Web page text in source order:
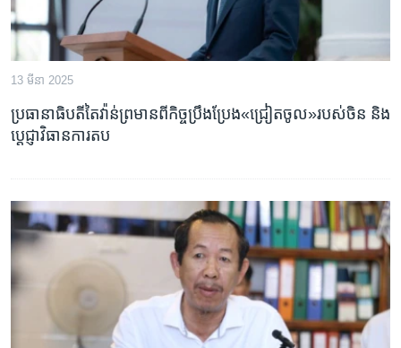
ចូល​
ទៅ​
ទំព័រ​
រចនា
រំលង​
និង​
កាន់​
ទំព័រ​
ស្វែង​
រក
វិទ្យុ / ផតខាសថ៍
កម្មវិធីទាំងអស់
Khmer English
ភាសា
13 មីនា 2025
ប្រធានាធិបតី​តៃវ៉ាន់​ព្រមាន​ពី​កិច្ចប្រឹងប្រែង​«ជ្រៀត​ចូល‍»​របស់​ចិន និង​
ប្តេជ្ញា​វិធានការ​តប